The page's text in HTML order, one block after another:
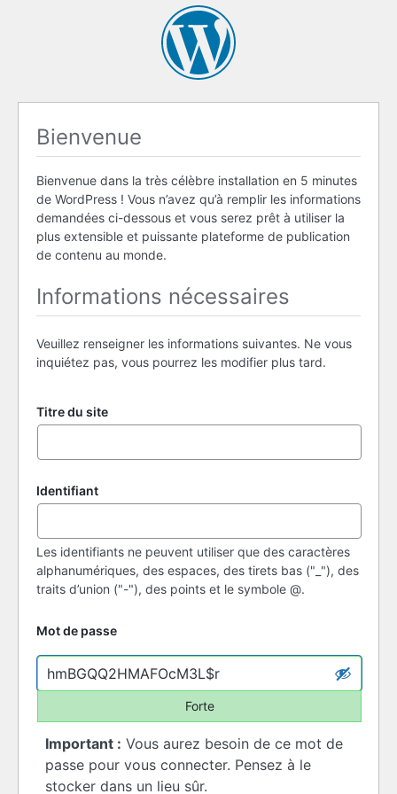
Bienvenue
Bienvenue dans la très célèbre installation en 5 minutes
de WordPress ! Vous n’avez qu’à remplir les informations
demandées ci-dessous et vous serez prêt à utiliser la
plus extensible et puissante plateforme de publication
de contenu au monde.
Informations nécessaires
Veuillez renseigner les informations suivantes. Ne vous
inquiétez pas, vous pourrez les modifier plus tard.
Titre du site
Identifiant
Les identifiants ne peuvent utiliser que des caractères
alphanumériques, des espaces, des tirets bas ("_"), des
traits d’union ("-"), des points et le symbole @.
Mot de passe
Forte
Important : Vous aurez besoin de ce mot de
passe pour vous connecter. Pensez à le
stocker dans un lieu sûr.